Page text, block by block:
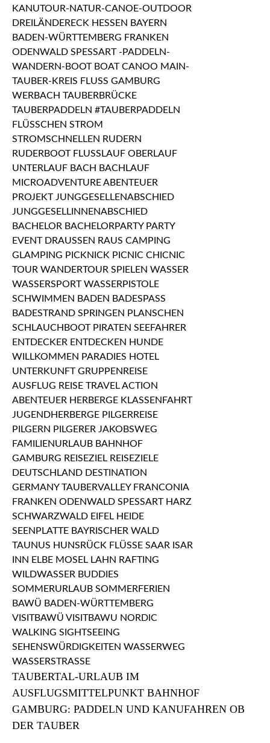
TAUBERTAL-URLAUB IM
AUSFLUGSMITTELPUNKT BAHNHOF
GAMBURG: PADDELN UND KANUFAHREN OB
DER TAUBER